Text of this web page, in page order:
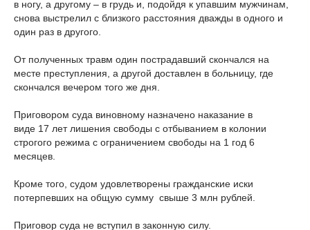
в ногу, а другому – в грудь и, подойдя к упавшим мужчинам,
снова выстрелил с близкого расстояния дважды в одного и
один раз в другого.
От полученных травм один пострадавший скончался на
месте преступления, а другой доставлен в больницу, где
скончался вечером того же дня.
Приговором суда виновному назначено наказание в
виде 17 лет лишения свободы с отбыванием в колонии
строгого режима с ограничением свободы на 1 год 6
месяцев.
Кроме того, судом удовлетворены гражданские иски
потерпевших на общую сумму свыше 3 млн рублей.
Приговор суда не вступил в законную силу.